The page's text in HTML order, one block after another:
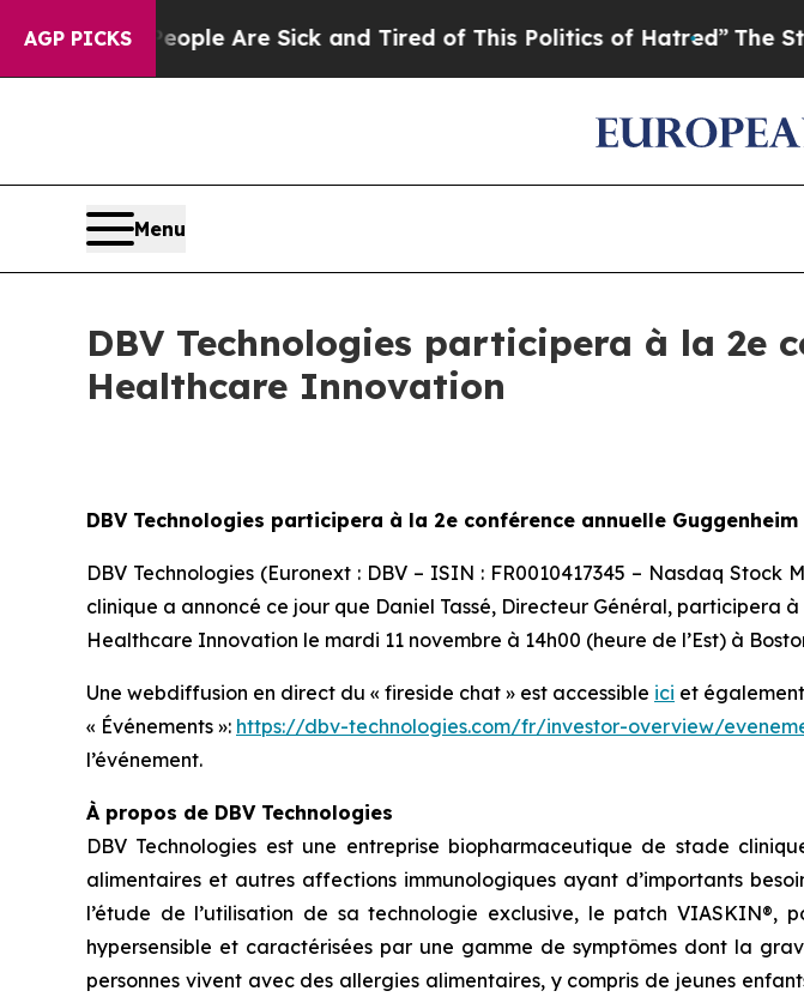
AGP PICKS
“People Are Sick and Tired of This Politics of Hatred”The Story
Menu
DBV Technologies participera à la 2e
Healthcare Innovation
DBV Technologies participera à la 2e conférence annuelle
DBV Technologies (Euronext : DBV – ISIN : FR0010417345 – Nasdaq
clinique a annoncé ce jour que Daniel Tassé, Directeur Général, participera
Healthcare Innovation le mardi 11 novembre à 14h00 (heure de l’Est) à
Une webdiffusion en direct du « fireside chat » est accessible ici et
« Événements »: https://dbv-technologies.com/fr/investor-overview/
l’événement.
À propos de DBV Technologies
DBV Technologies est une entreprise biopharmaceutique de stade
alimentaires et autres affections immunologiques ayant d’importants
l’étude de l’utilisation de sa technologie exclusive, le patch
hypersensible et caractérisées par une gamme de symptômes dont la
personnes vivent avec des allergies alimentaires, y compris de jeunes